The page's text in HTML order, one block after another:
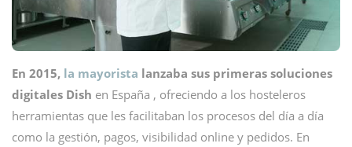
En 2015, la mayorista lanzaba sus primeras soluciones
digitales Dish en España , ofreciendo a los hosteleros
herramientas que les facilitaban los procesos del día a día
como la gestión, pagos, visibilidad online y pedidos. En